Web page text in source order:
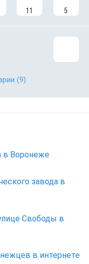
11 5
(9)
в Воронеже
завода в
Свободы в
в интернете